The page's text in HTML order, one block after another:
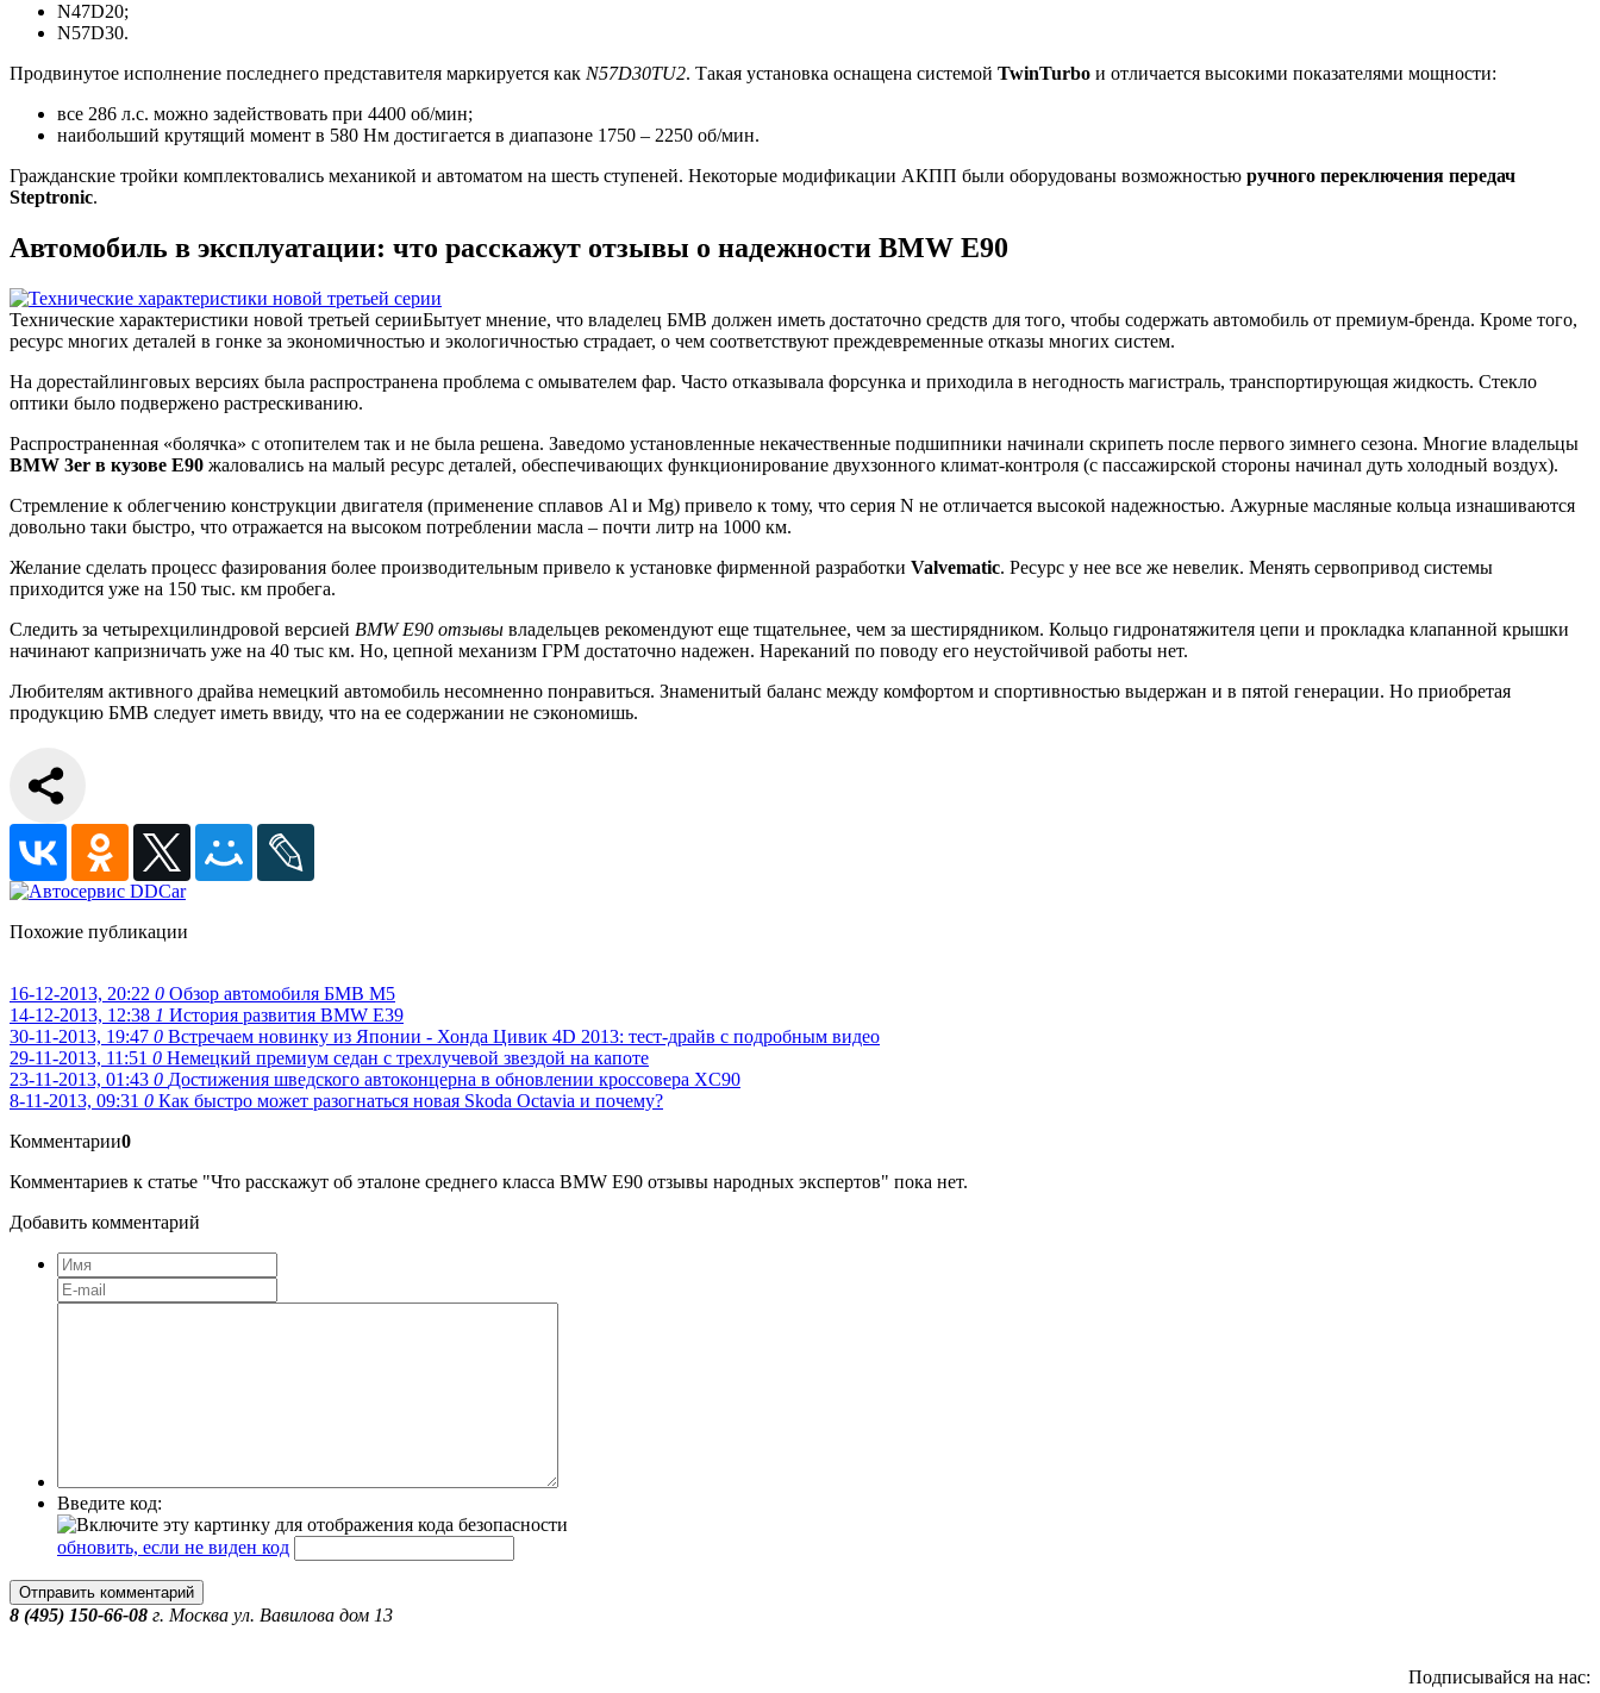
N47D20;
N57D30.
Продвинутое исполнение последнего представителя маркируется как N57D30TU2. Такая установка оснащена системой TwinTurbo и отличается высокими показателями мощности:
все 286 л.с. можно задействовать при 4400 об/мин;
наибольший крутящий момент в 580 Нм достигается в диапазоне 1750 – 2250 об/мин.
Гражданские тройки комплектовались механикой и автоматом на шесть ступеней. Некоторые модификации АКПП были оборудованы возможностью ручного переключения передач
Steptronic.
Автомобиль в эксплуатации: что расскажут отзывы о надежности BMW E90
Технические характеристики новой третьей серииБытует мнение, что владелец БМВ должен иметь достаточно средств для того, чтобы содержать автомобиль от премиум-бренда. Кроме того,
ресурс многих деталей в гонке за экономичностью и экологичностью страдает, о чем соответствуют преждевременные отказы многих систем.
На дорестайлинговых версиях была распространена проблема с омывателем фар. Часто отказывала форсунка и приходила в негодность магистраль, транспортирующая жидкость. Стекло
оптики было подвержено растрескиванию.
Распространенная «болячка» с отопителем так и не была решена. Заведомо установленные некачественные подшипники начинали скрипеть после первого зимнего сезона. Многие владельцы
BMW 3er в кузове E90 жаловались на малый ресурс деталей, обеспечивающих функционирование двухзонного климат-контроля (с пассажирской стороны начинал дуть холодный воздух).
Стремление к облегчению конструкции двигателя (применение сплавов Al и Mg) привело к тому, что серия N не отличается высокой надежностью. Ажурные масляные кольца изнашиваются
довольно таки быстро, что отражается на высоком потреблении масла – почти литр на 1000 км.
Желание сделать процесс фазирования более производительным привело к установке фирменной разработки Valvematic. Ресурс у нее все же невелик. Менять сервопривод системы
приходится уже на 150 тыс. км пробега.
Следить за четырехцилиндровой версией BMW E90 отзывы владельцев рекомендуют еще тщательнее, чем за шестирядником. Кольцо гидронатяжителя цепи и прокладка клапанной крышки
начинают капризничать уже на 40 тыс км. Но, цепной механизм ГРМ достаточно надежен. Нареканий по поводу его неустойчивой работы нет.
Любителям активного драйва немецкий автомобиль несомненно понравиться. Знаменитый баланс между комфортом и спортивностью выдержан и в пятой генерации. Но приобретая
продукцию БМВ следует иметь ввиду, что на ее содержании не сэкономишь.
Похожие публикации
16-12-2013, 20:22 0 Обзор автомобиля БМВ М5
14-12-2013, 12:38 1 История развития BMW Е39
30-11-2013, 19:47 0 Встречаем новинку из Японии - Хонда Цивик 4D 2013: тест-драйв с подробным видео
29-11-2013, 11:51 0 Немецкий премиум седан с трехлучевой звездой на капоте
23-11-2013, 01:43 0 Достижения шведского автоконцерна в обновлении кроссовера XC90
8-11-2013, 09:31 0 Как быстро может разогнаться новая Skoda Octavia и почему?
Комментарии0
Комментариев к статье "Что расскажут об эталоне среднего класса BMW E90 отзывы народных экспертов" пока нет.
Добавить комментарий
Введите код:
обновить, если не виден код
Отправить комментарий
8 (495) 150-66-08 г. Москва ул. Вавилова дом 13
Подписывайся на нас: